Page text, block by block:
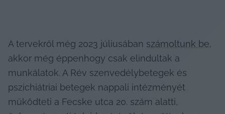
A tervekről még 2023 júliusában számoltunk be,
akkor még éppenhogy csak elindultak a
munkálatok. A Rév szenvedélybetegek és
pszichiátriai betegek nappali intézményét
működteti a Fecske utca 20. szám alatti,